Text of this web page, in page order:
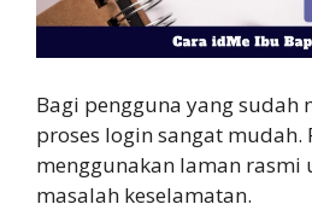
Bagi pengguna yang sudah
proses login sangat mudah.
menggunakan laman rasmi
masalah keselamatan.